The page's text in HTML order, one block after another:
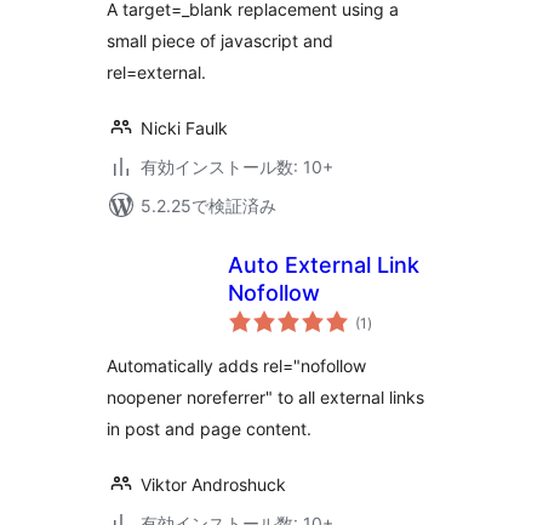
A target=_blank replacement using a
small piece of javascript and
rel=external.
Nicki Faulk
有効インストール数: 10+
5.2.25で検証済み
Auto External Link
Nofollow
(1 個
の)
Automatically adds rel="nofollow
noopener noreferrer" to all external links
in post and page content.
Viktor Androshuck